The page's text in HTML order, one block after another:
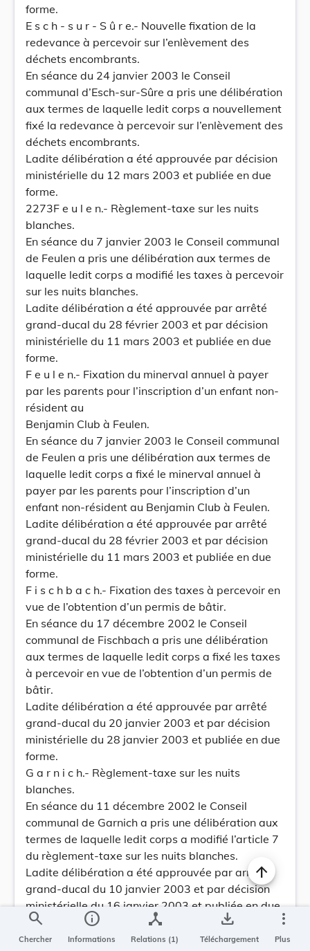
forme.
E s c h - s u r - S û r e.- Nouvelle fixation de la
redevance à percevoir sur l’enlèvement des
déchets encombrants.
En séance du 24 janvier 2003 le Conseil
communal d’Esch-sur-Sûre a pris une délibération
aux termes de laquelle ledit corps a nouvellement
fixé la redevance à percevoir sur l’enlèvement des
déchets encombrants.
Ladite délibération a été approuvée par décision
ministérielle du 12 mars 2003 et publiée en due
forme.
2273F e u l e n.- Règlement-taxe sur les nuits
blanches.
En séance du 7 janvier 2003 le Conseil communal
de Feulen a pris une délibération aux termes de
laquelle ledit corps a modifié les taxes à percevoir
sur les nuits blanches.
Ladite délibération a été approuvée par arrêté
grand-ducal du 28 février 2003 et par décision
ministérielle du 11 mars 2003 et publiée en due
forme.
F e u l e n.- Fixation du minerval annuel à payer
par les parents pour l’inscription d’un enfant non-
résident au
Benjamin Club à Feulen.
En séance du 7 janvier 2003 le Conseil communal
de Feulen a pris une délibération aux termes de
laquelle ledit corps a fixé le minerval annuel à
payer par les parents pour l’inscription d’un
enfant non-résident au Benjamin Club à Feulen.
Ladite délibération a été approuvée par arrêté
grand-ducal du 28 février 2003 et par décision
ministérielle du 11 mars 2003 et publiée en due
forme.
F i s c h b a c h.- Fixation des taxes à percevoir en
vue de l’obtention d’un permis de bâtir.
En séance du 17 décembre 2002 le Conseil
communal de Fischbach a pris une délibération
aux termes de laquelle ledit corps a fixé les taxes
à percevoir en vue de l’obtention d’un permis de
bâtir.
Ladite délibération a été approuvée par arrêté
grand-ducal du 20 janvier 2003 et par décision
ministérielle du 28 janvier 2003 et publiée en due
forme.
G a r n i c h.- Règlement-taxe sur les nuits
blanches.
En séance du 11 décembre 2002 le Conseil
communal de Garnich a pris une délibération aux
termes de laquelle ledit corps a modifié l’article 7
du règlement-taxe sur les nuits blanches.
Ladite délibération a été approuvée par arrêté
grand-ducal du 10 janvier 2003 et par décision
ministérielle du 16 janvier 2003 et publiée en due
forme.
G r e v e n m a c h e r.- Modification de la taxe
search
Chercher
info
Informations
device_hub
Relations (1)
save_alt
Téléchargement
more_vert
Plus